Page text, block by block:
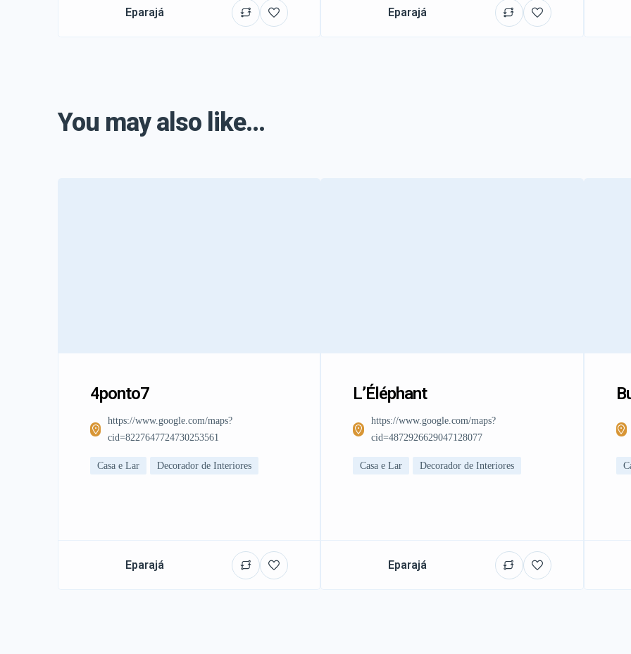
Eparajá Eparajá
You may also like...
4ponto7
https://www.google.com/maps?
cid=8227647724730253561
Casa e Lar Decorador de Interiores
Eparajá
L’Éléphant
https://www.google.com/maps?
cid=4872926629047128077
Casa e Lar Decorador de Interiores
Eparajá